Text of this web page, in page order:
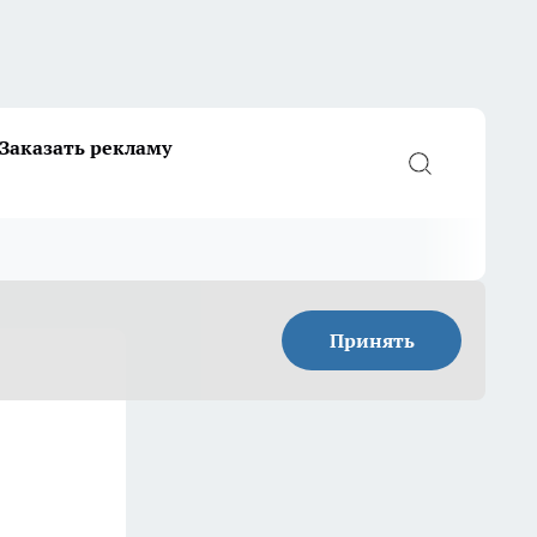
Заказать рекламу
Принять